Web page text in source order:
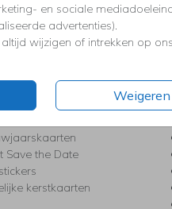
en sociale
advertenties).
wijzigen of intrekken op ons
Weigeren
trouwkaarten
Save the Date
kerstkaarten